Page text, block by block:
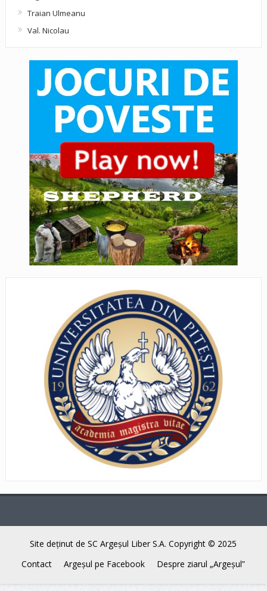
Traian Ulmeanu
Val. Nicolau
Site deţinut de SC Argeşul Liber S.A. Copyright © 2025
Contact
Argeşul pe Facebook Despre ziarul „Argeşul”